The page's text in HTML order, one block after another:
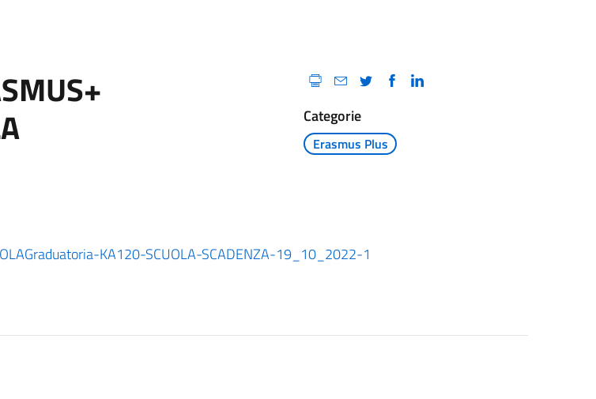
Categorie
Erasmus Plus
Graduatoria-KA120-SCUOLA-SCADENZA-19_10_2022-1